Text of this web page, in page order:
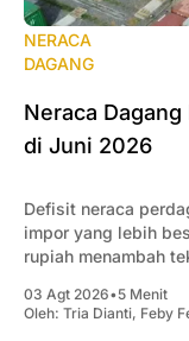
NERACA
DAGANG
Neraca
di Juni 2026
Defisit neraca
impor yang lebih
rupiah menambah
03 Agt 2026•5 Menit
Oleh: Tria Dianti, Feby